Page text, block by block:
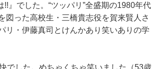
』でした。“ツッパリ”全盛期の1980年代
図った高校生・三橋貴志役を賀来賢人さ
リ・伊藤真司とけんかあり笑いありの学
でした。めちゃくちゃ笑いました（53歳